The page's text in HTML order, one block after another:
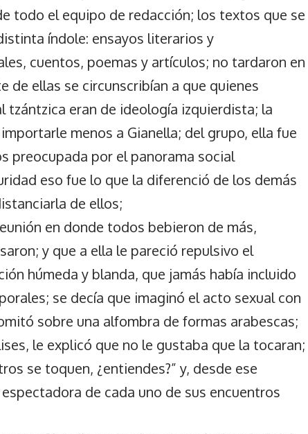
todo el equipo de redacción; los textos que se
índole: ensayos literarios y
cuentos, poemas y artículos; no tardaron en
de ellas se circunscribían a que quienes
tzántzica eran de ideología izquierdista; la
menos a Gianella; del grupo, ella fue
preocupada por el panorama social
eso fue lo que la diferenció de los demás
de ellos;
en donde todos bebieron de más,
y que a ella le pareció repulsivo el
húmeda y blanda, que jamás había incluido
se decía que imaginó el acto sexual con
sobre una alfombra de formas arabescas;
le explicó que no le gustaba que la tocaran;
se toquen, ¿entiendes?” y, desde ese
de cada uno de sus encuentros